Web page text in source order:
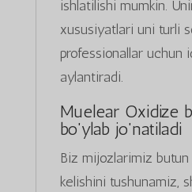
ishlatilishi mumkin.
xususiyatlari uni turli
professionallar uchun
aylantiradi.
Muelear Oxidize
bo'ylab jo'natiladi
Biz mijozlarimiz
kelishini tushunamiz,